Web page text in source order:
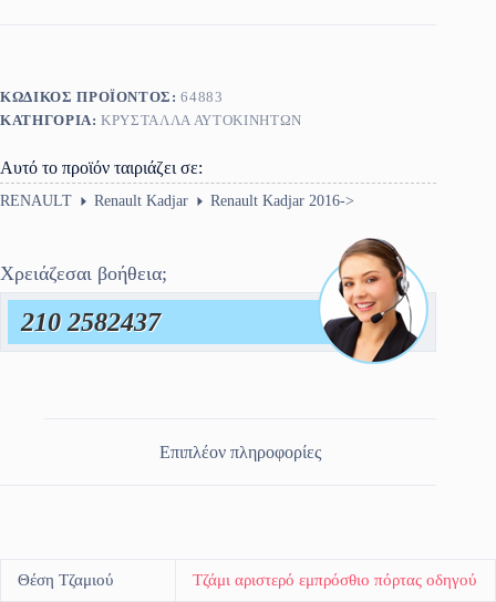
ΚΩΔΙΚΌΣ ΠΡΟΪΌΝΤΟΣ:64883
ΚΑΤΗΓΟΡΊΑ:ΚΡΎΣΤΑΛΛΑ ΑΥΤΟΚΙΝΉΤΩΝ
Αυτό το προϊόν ταιριάζει σε:
RENAULT Renault Kadjar Renault Kadjar 2016->
Χρειάζεσαι βοήθεια;
210 2582437
Επιπλέον πληροφορίες
Θέση Τζαμιού Τζάμι αριστερό εμπρόσθιο πόρτας οδηγού